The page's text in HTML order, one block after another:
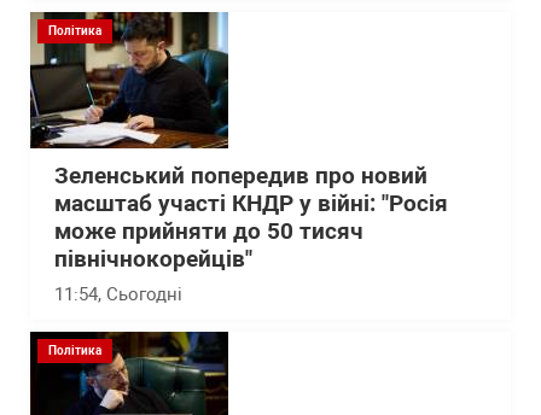
Політика
Зеленський попередив про новий
масштаб участі КНДР у війні: "Росія
може прийняти до 50 тисяч
північнокорейців"
11:54, Сьогодні
Політика